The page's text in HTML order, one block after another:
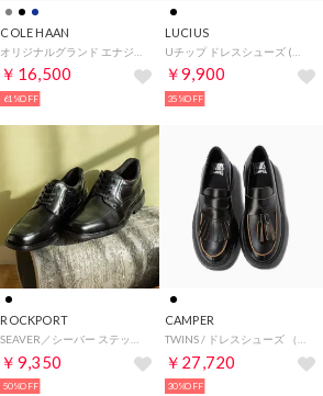
COLE HAAN
￥16,500
61%OFF
LUCIUS
￥9,900
35%OFF
ROCKPORT
￥9,350
50%OFF
CAMPER
￥27,720
30%OFF